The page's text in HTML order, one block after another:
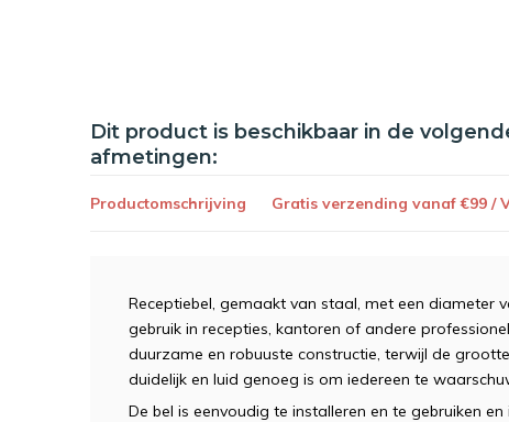
Dit product is beschikbaar in de
afmetingen:
Productomschrijving Gratis verzending vanaf €99 /
Receptiebel, gemaakt van staal, met een diameter
gebruik in recepties, kantoren of andere
duurzame en robuuste constructie, terwijl de
duidelijk en luid genoeg is om iedereen te
De bel is eenvoudig te installeren en te gebruiken